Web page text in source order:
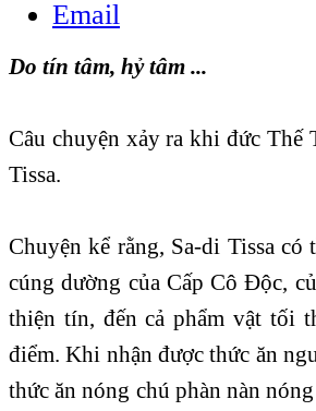
Do tín tâm, hỷ tâm ...
Câu chuyện xảy ra khi đức
Tissa.
Chuyện kể rằng, Sa-di Tissa
cúng dường của Cấp Cô Ðộc,
thiện tín, đến cả phẩm vật tối
điểm. Khi nhận được thức ăn
thức ăn nóng chú phàn nàn